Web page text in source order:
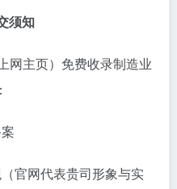
须知
网主页）免费收录制造业
官网代表贵司形象与实